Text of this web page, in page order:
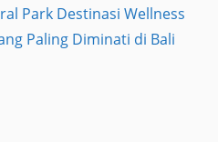
Park Destinasi Wellness
Paling Diminati di Bali